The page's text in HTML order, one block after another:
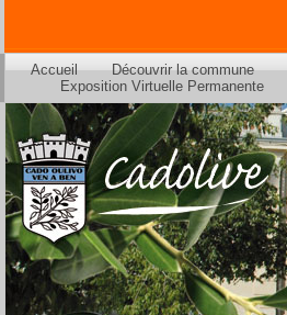
Accueil Découvrir la commune
Exposition Virtuelle Permanente